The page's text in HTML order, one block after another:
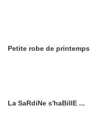
Petite robe de printemps
La SaRdiNe s'haBillE ...